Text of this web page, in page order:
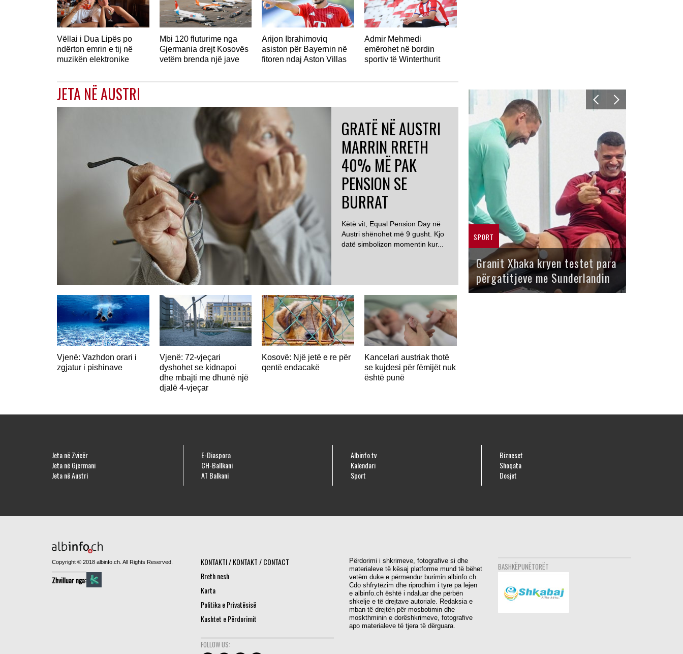
Vëllai i Dua Lipës po
ndërton emrin e tij në
muzikën elektronike
Mbi 120 fluturime nga
Gjermania drejt Kosovës
vetëm brenda një jave
Arijon Ibrahimoviq
asiston për Bayernin në
fitoren ndaj Aston Villas
Admir Mehmedi
emërohet në bordin
sportiv të Winterthurit
JETA NË AUSTRI
GRATË NË AUSTRI
MARRIN RRETH
40% MË PAK
PENSION SE
BURRAT
Këtë vit, Equal Pension Day në
Austri shënohet më 9 gusht. Kjo
datë simbolizon momentin kur...
Vjenë: Vazhdon orari i
zgjatur i pishinave
Vjenë: 72-vjeçari
dyshohet se kidnapoi
dhe mbajti me dhunë një
djalë 4-vjeçar
Kosovë: Një jetë e re për
qentë endacakë
Kancelari austriak thotë
se kujdesi për fëmijët nuk
është punë
SPORT
Granit Xhaka kryen testet para
përgatitjeve me Sunderlandin
Jeta në Zvicër
Jeta në Gjermani
Jeta në Austri
E-Diaspora
CH-Ballkani
AT Balkani
Albinfo.tv
Kalendari
Sport
Bizneset
Shoqata
Dosjet
Copyright © 2018 albinfo.ch. All Rights Reserved.
Zhvilluar nga:
KONTAKTI / KONTAKT / CONTACT
Rreth nesh
Karta
Politika e Privatësisë
Kushtet e Përdorimit
FOLLOW US:
Përdorimi i shkrimeve, fotografive si dhe
materialeve të kësaj platforme mund të bëhet
vetëm duke e përmendur burimin albinfo.ch.
Cdo shfrytëzim dhe riprodhim i tyre pa lejen
e albinfo.ch është i ndaluar dhe përbën
shkelje e të drejtave autoriale. Redaksia e
mban të drejtën për mosbotimin dhe
moskthminin e dorëshkrimeve, fotografive
apo materialeve të tjera të dërguara.
BASHKËPUNËTORËT